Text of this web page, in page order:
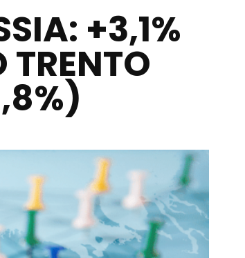
+3,1%
TRENTO